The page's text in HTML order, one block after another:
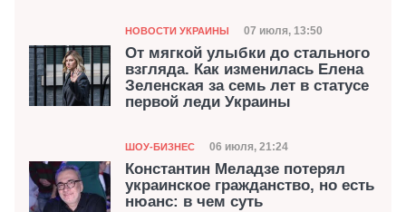
Категория
НОВОСТИ УКРАИНЫ Дата публикации
07 июля, 13:50
От мягкой улыбки до стального
взгляда. Как изменилась Елена
Зеленская за семь лет в статусе
первой леди Украины
Категория
ШОУ-БИЗНЕС Дата публикации
06 июля, 21:24
Константин Меладзе потерял
украинское гражданство, но есть
нюанс: в чем суть